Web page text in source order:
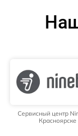
Сервисный центр
Красноярске